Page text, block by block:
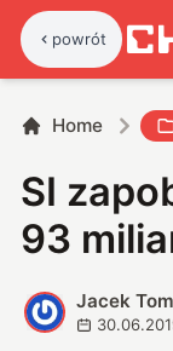
powrót
Home
SI
93
J
Jacek